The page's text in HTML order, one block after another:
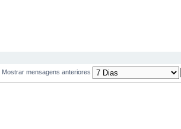
Mostrar mensagens anteriores